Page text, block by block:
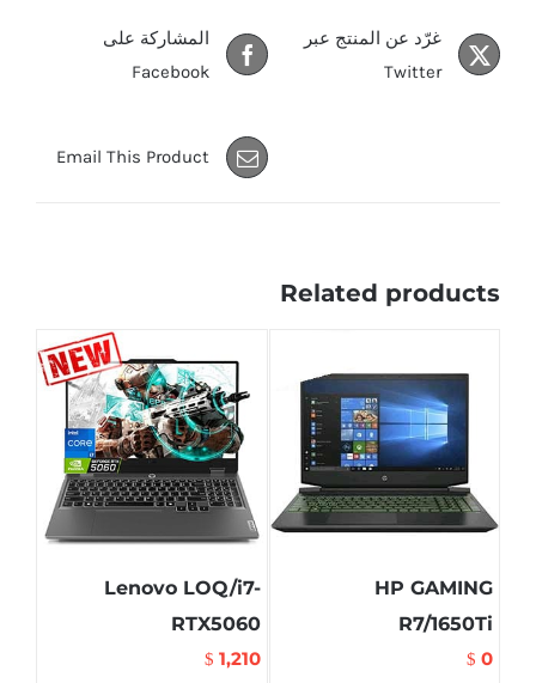
المشاركة على
Facebook
غرّد عن المنتج عبر
Twitter
Email This Product
Related products
HP GAMING
R7/1650Ti
$ 0
Lenovo LOQ/i7-
RTX5060
$ 1,210